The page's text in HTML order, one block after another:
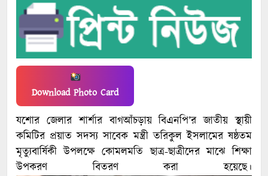
Download Photo Card
যশোর জেলার শার্শার বাগআঁচড়ায় বিএনপি’র জাতীয় স্থায়ী
কমিটির প্রয়াত সদস্য সাবেক মন্ত্রী তরিকুল ইসলামের ষষ্ঠতম
মৃত্যুবার্ষিকী উপলক্ষে কোমলমতি ছাত্র-ছাত্রীদের মাঝে শিক্ষা
উপকরণ বিতরণ করা হয়েছে।